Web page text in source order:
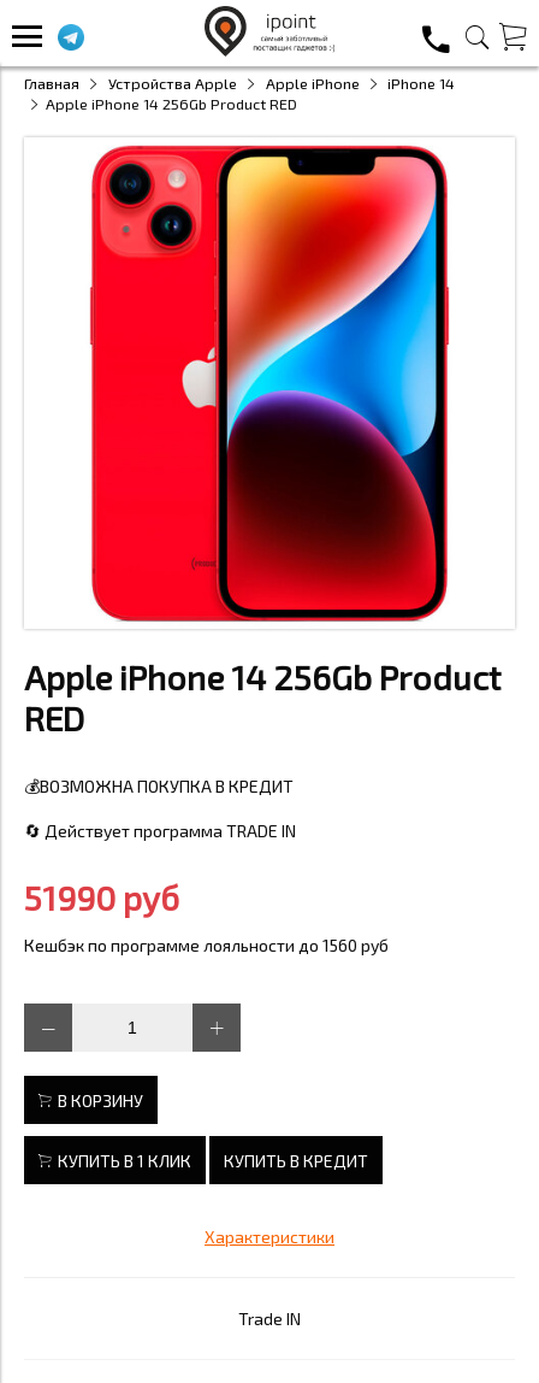
Главная Устройства Apple Apple iPhone
iPhone 14
Apple iPhone 14 256Gb Product RED
Apple iPhone 14 256Gb Product
RED
💰ВОЗМОЖНА ПОКУПКА В КРЕДИТ
🔄 Действует программа TRADE IN
51990 руб
Кешбэк по программе лояльности до 1560 руб
В КОРЗИНУ
КУПИТЬ В 1 КЛИК КУПИТЬ В КРЕДИТ
Характеристики
Trade IN